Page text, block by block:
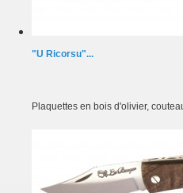
"U Ricorsu"...
Plaquettes en bois d'olivier,